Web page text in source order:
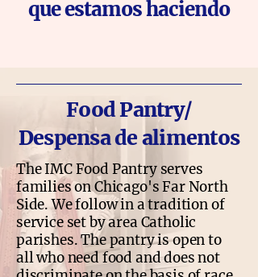
que estamos haciendo
Food Pantry/
Despensa de alimentos
The IMC Food Pantry serves
families on Chicago's Far North
Side. We follow in a tradition of
service set by area Catholic
parishes. The pantry is open to
all who need food and does not